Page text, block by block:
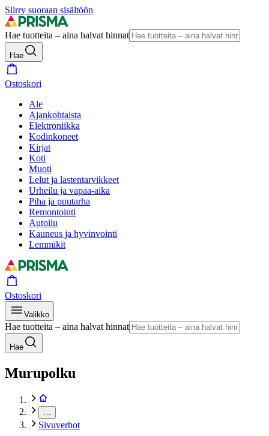
Siirry suoraan sisältöön
Hae tuotteita – aina halvat hinnat
Hae
Ostoskori
Ale
Ajankohtaista
Elektroniikka
Kodinkoneet
Kirjat
Koti
Muoti
Lelut ja lastentarvikkeet
Urheilu ja vapaa-aika
Piha ja puutarha
Remontointi
Autoilu
Kauneus ja hyvinvointi
Lemmikit
Ostoskori
Valikko
Hae tuotteita – aina halvat hinnat
Hae
Murupolku
Sivuverhot